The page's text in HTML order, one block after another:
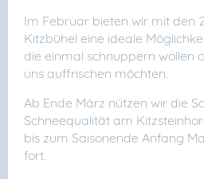
Im Februar bieten wir mit den
Kitzbühel eine ideale
die einmal schnuppern wollen
uns auffrischen möchten.
Ab Ende März nützen wir die
Schneequalität am
bis zum Saisonende Anfang
fort.